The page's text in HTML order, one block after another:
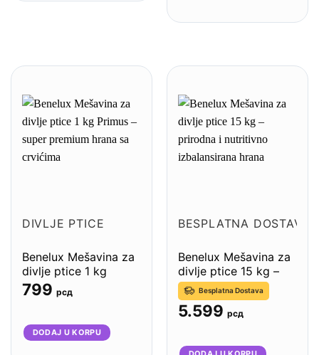
DIVLJE PTICE
Benelux Mešavina za
divlje ptice 1 kg
Primus – super
premium hrana sa
799 рсд
DODAJ U KORPU
BESPLATNA DOSTAVA
Benelux Mešavina za
divlje ptice 15 kg –
prirodna i nutritivno
izbalansirana hrana
Besplatna Dostava
5.599 рсд